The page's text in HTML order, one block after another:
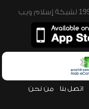
اتصل بنا من نحن